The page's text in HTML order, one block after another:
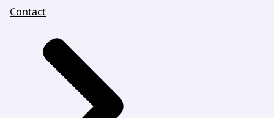
Contact